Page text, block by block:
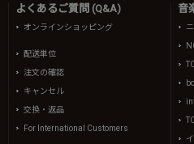
よくあるご質問 (Q&A)
オンラインショッピング
配送単位
注文の確認
キャンセル
交換・返品
For International Customers
音